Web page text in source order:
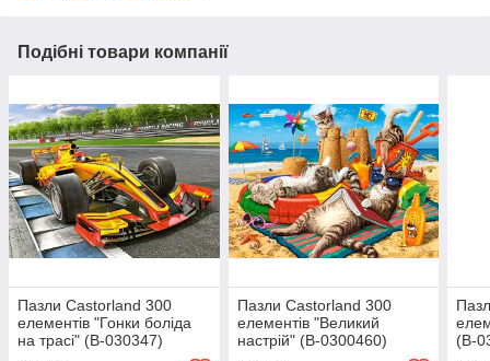
Подібні товари компанії
Пазли Castorland 300
елементів "Гонки боліда
на трасі" (B-030347)
Пазли Castorland 300
елементів "Великий
настрій" (B-0300460)
(B-